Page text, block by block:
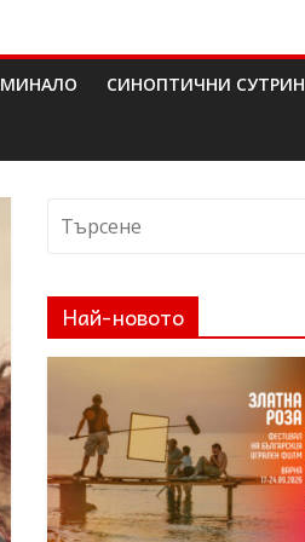
МИНАЛО СИНОПТИЧНИ СУТРИН
Най-новото